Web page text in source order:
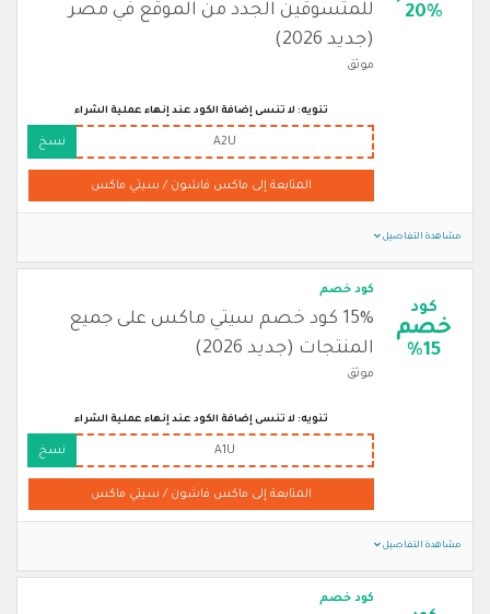
20%
للمتسوقين الجدد من الموقع في مصر
(جديد 2026)
موثق
تنويه: لا تنسى إضافة الكود عند إنهاء عملية الشراء
A2U نسخ
المتابعة إلى ماكس فاشون / سيتي ماكس
مشاهدة التفاصيل
كود
خصم
%15
كود خصم
15% كود خصم سيتي ماكس على جميع
المنتجات (جديد 2026)
موثق
تنويه: لا تنسى إضافة الكود عند إنهاء عملية الشراء
A1U نسخ
المتابعة إلى ماكس فاشون / سيتي ماكس
مشاهدة التفاصيل
كود خصم